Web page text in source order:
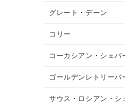
グレート・デーン
コリー
コーカシアン・シェパ
ゴールデンレトリーバ
サウス・ロシアン・シ